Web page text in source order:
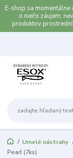
E-shop sa momentálne
o niečo záujem,
produktov
Umelé nástrahy
Pearl (7ks)